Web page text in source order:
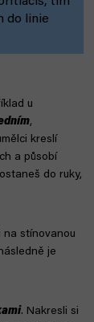
do linie
u
,
kreslí
a působí
do ruky,
na stínovanou
je
. Nakresli si